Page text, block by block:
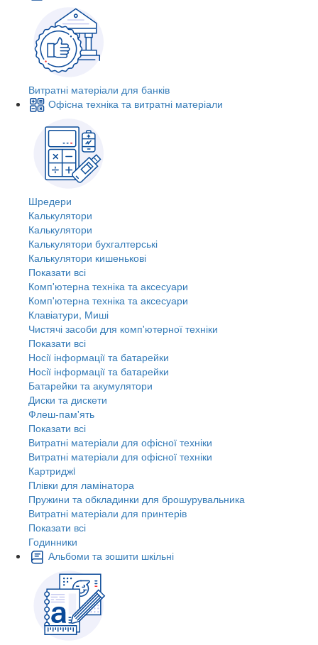
Витратні матеріали для банків
Офісна техніка та витратні матеріали
Шредери
Калькулятори
Калькулятори
Калькулятори бухгалтерські
Калькулятори кишенькові
Показати всі
Комп'ютерна техніка та аксесуари
Комп'ютерна техніка та аксесуари
Клавіатури, Миші
Чистячі засоби для комп'ютерної техніки
Показати всі
Носії інформації та батарейки
Носії інформації та батарейки
Батарейки та акумулятори
Диски та дискети
Флеш-пам'ять
Показати всі
Витратні матеріали для офісної техніки
Витратні матеріали для офісної техніки
Картриджi
Плівки для ламінатора
Пружини та обкладинки для брошурувальника
Витратні матеріали для принтерів
Показати всі
Годинники
Альбоми та зошити шкільні